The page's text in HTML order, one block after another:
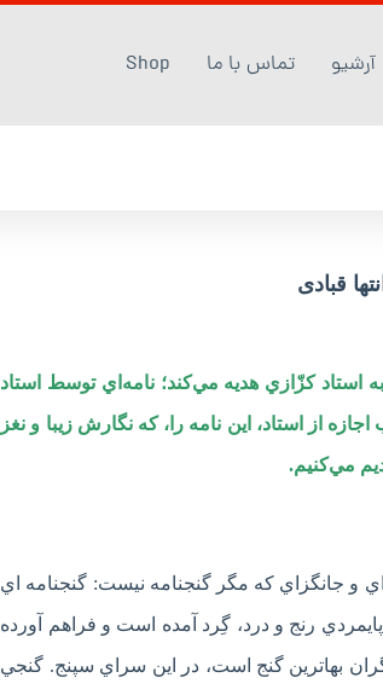
آرشیو تماس با ما Shop
قبادی
استاد كزّازي هديه مي‌كند؛ نامه‌اي توسط استاد
از استاد، اين نامه را، كه نگارش زيبا و نغز
مي‌کنيم.
و جانگزاي که مگر گنجنامه نيست: گنجنامه اي
رنج و درد، گِرد آمده است و فراهم آورده
بهاترين گنج است، در اين سراي سپنج. گنجي